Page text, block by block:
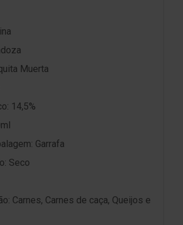
Muerta
14,5%
Garrafa
Seco
Carnes, Carnes de caça, Queijos e